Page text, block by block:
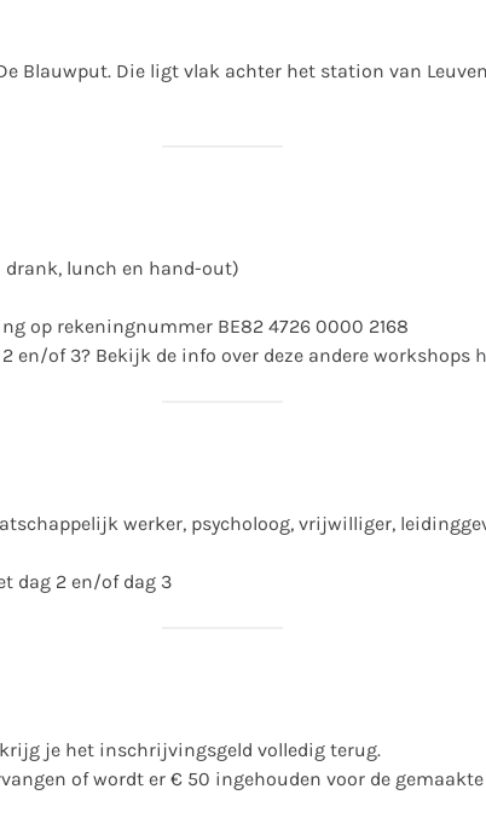
Blauwput. Die ligt vlak achter het station van Leuven.
drank, lunch en hand-out)
op rekeningnummer BE82 4726 0000 2168
en/of 3? Bekijk de info over deze andere workshops
werker, psycholoog, vrijwilliger,
dag 2 en/of dag 3
je het inschrijvingsgeld volledig terug.
of wordt er € 50 ingehouden voor de